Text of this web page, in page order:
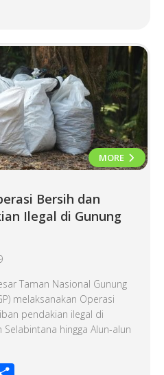
MORE
Bersih dan
Ilegal di Gunung
Taman Nasional Gunung
melaksanakan Operasi
pendakian ilegal di
Selabintana hingga Alun-alun